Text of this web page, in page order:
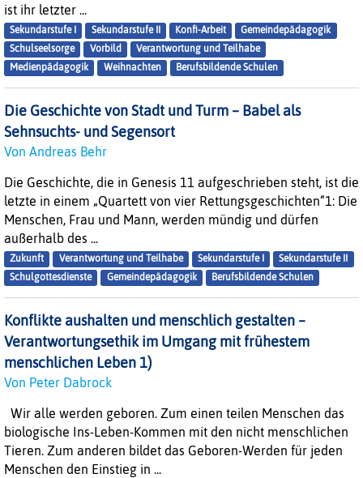
ist ihr letzter ...
Sekundarstufe I Sekundarstufe II Konfi-Arbeit
Gemeindepädagogik
Schulseelsorge
Vorbild
Verantwortung und Teilhabe
Medienpädagogik
Weihnachten Berufsbildende Schulen
Die Geschichte von Stadt und Turm – Babel als
Sehnsuchts- und Segensort
Von Andreas Behr
Die Geschichte, die in Genesis 11 aufgeschrieben steht, ist die
letzte in einem „Quartett von vier Rettungsgeschichten“1: Die
Menschen, Frau und Mann, werden mündig und dürfen
außerhalb des ...
Zukunft Verantwortung und Teilhabe Sekundarstufe I
Sekundarstufe II
Schulgottesdienste
Gemeindepädagogik Berufsbildende Schulen
Konflikte aushalten und menschlich gestalten –
Verantwortungsethik im Umgang mit frühestem
menschlichen Leben 1)
Von Peter Dabrock
Wir alle werden geboren. Zum einen teilen Menschen das
biologische Ins-Leben-Kommen mit den nicht menschlichen
Tieren. Zum anderen bildet das Geboren-Werden für jeden
Menschen den Einstieg in ...